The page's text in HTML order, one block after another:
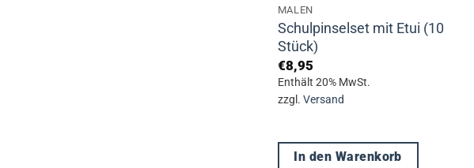
gewählt
werden
MALEN
Schulpinselset mit Etui (10
Stück)
€8,95
Enthält 20% MwSt.
zzgl. Versand
In den Warenkorb